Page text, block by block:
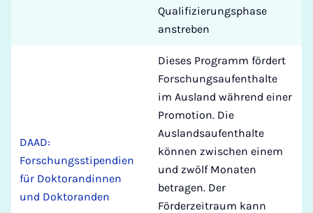
Qualifizierungsphase
anstreben
DAAD:
Forschungsstipendien
für Doktorandinnen
und Doktoranden
Dieses Programm fördert
Forschungsaufenthalte
im Ausland während einer
Promotion. Die
Auslandsaufenthalte
können zwischen einem
und zwölf Monaten
betragen. Der
Förderzeitraum kann